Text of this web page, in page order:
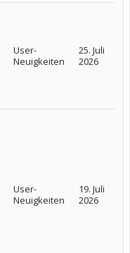
User-
Neuigkeiten
25. Juli
2026
User-
Neuigkeiten
19. Juli
2026